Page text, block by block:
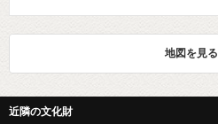
地図を見る
近隣の文化財